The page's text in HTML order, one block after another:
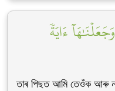
ءَايَةٗ
তাৰ পিছত আমি তেওঁক আৰু